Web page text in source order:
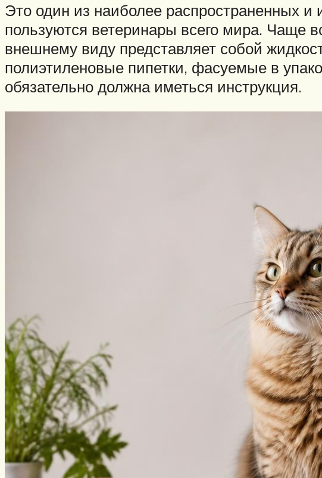
Это один из наиболее распространенных и
пользуются ветеринары всего мира. Чаще
внешнему виду представляет собой
полиэтиленовые пипетки, фасуемые в
обязательно должна иметься инструкция.